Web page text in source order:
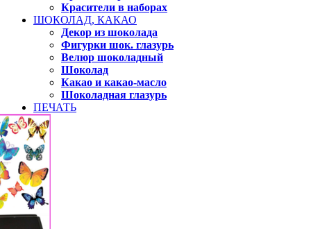
Красители в наборах
ШОКОЛАД, КАКАО
Декор из шоколада
Фигурки шок. глазурь
Велюр шоколадный
Шоколад
Какао и какао-масло
Шоколадная глазурь
ПЕЧАТЬ